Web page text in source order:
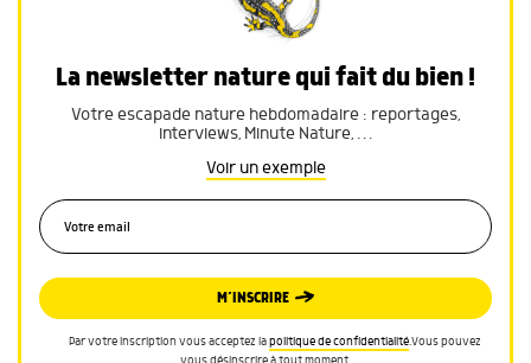
La newsletter nature qui fait du bien !
Votre escapade nature hebdomadaire : reportages,
interviews, Minute Nature, …
Voir un exemple
M’INSCRIRE
Par votre inscription vous acceptez lapolitique de confidentialité.Vous pouvez